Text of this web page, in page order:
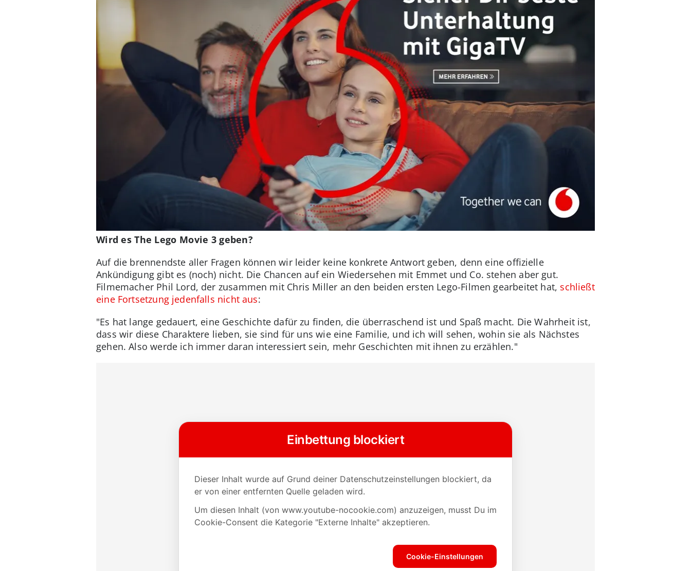
Wird es The Lego Movie 3 geben?
Auf die brennendste aller Fragen können wir leider keine konkrete Antwort geben, denn eine offizielle
Ankündigung gibt es (noch) nicht. Die Chancen auf ein Wiedersehen mit Emmet und Co. stehen aber gut.
Filmemacher Phil Lord, der zusammen mit Chris Miller an den beiden ersten Lego-Filmen gearbeitet hat, schließt
eine Fortsetzung jedenfalls nicht aus:
"Es hat lange gedauert, eine Geschichte dafür zu finden, die überraschend ist und Spaß macht. Die Wahrheit ist,
dass wir diese Charaktere lieben, sie sind für uns wie eine Familie, und ich will sehen, wohin sie als Nächstes
gehen. Also werde ich immer daran interessiert sein, mehr Geschichten mit ihnen zu erzählen."